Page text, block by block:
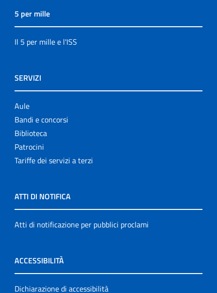
5 per mille
Il 5 per mille e l'ISS
SERVIZI
Aule
Bandi e concorsi
Biblioteca
Patrocini
Tariffe dei servizi a terzi
ATTI DI NOTIFICA
Atti di notificazione per pubblici proclami
ACCESSIBILITÀ
Dichiarazione di accessibilità